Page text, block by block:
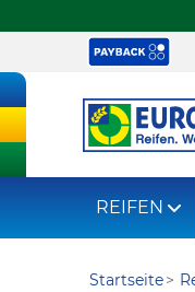
REIFEN
Startseite